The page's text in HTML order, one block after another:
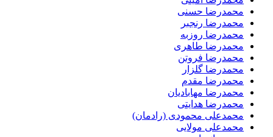
محمدرضا حسنی
محمدرضا رنجبر
محمدرضا روزبه
محمدرضا طاهری
محمدرضا فروتن
محمدرضا گلزار
محمدرضا مقدم
محمدرضا مهابادیان
محمدرضا هدایتی
محمدعلی محمودی (رادمان)
محمدعلی مولایی